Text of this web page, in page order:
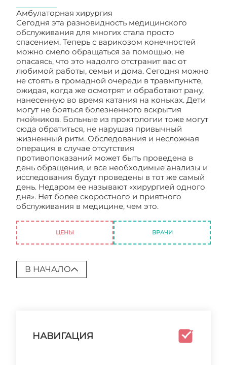
Амбулаторная хирургия
Сегодня эта разновидность медицинского
обслуживания для многих стала просто
спасением. Теперь с варикозом конечностей
можно смело обращаться за помощью, не
опасаясь, что это надолго отстранит вас от
любимой работы, семьи и дома. Сегодня можно
не стоять в громадной очереди в травмпункте,
ожидая, когда же осмотрят и обработают рану,
нанесенную во время катания на коньках. Дети
могут не бояться болезненного вскрытия
гнойников. Больные из проктологии тоже могут
сюда обратиться, не нарушая привычный
жизненный ритм. Обследования и несложная
операция в случае отсутствия
противопоказаний может быть проведена в
день обращения, и все необходимые анализы и
исследования будут проведены в тот же самый
день. Недаром ее называют «хирургией одного
дня». Нет более скоростного и приятного
обслуживания в медицине, чем это.
ЦЕНЫ ВРАЧИ
В НАЧАЛО
НАВИГАЦИЯ